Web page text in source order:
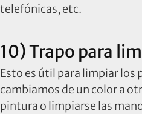
telefónicas, etc.
10) Trapo para
Esto es útil para limpiar los
cambiamos de un color a
pintura o limpiarse las